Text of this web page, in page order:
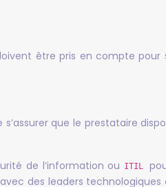
être pris en compte pour
que le prestataire
de l’information ou ITIL
des leaders